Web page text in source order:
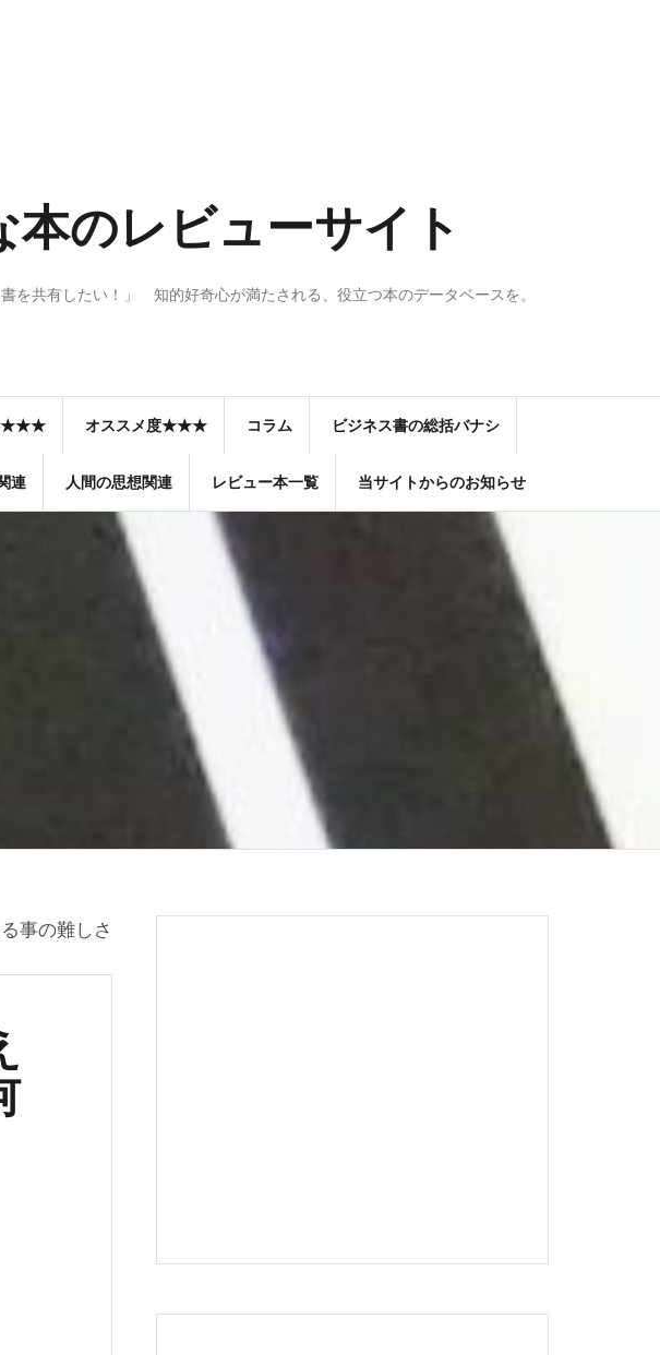
のレビューサイト
を共有したい！」 知的好奇心が満たされる、役立つ本のデータベースを。
オススメ度★★★ コラム ビジネス書の総括バナシ
連 人間の思想関連 レビュー本一覧 当サイトからのお知らせ
事の難しさ